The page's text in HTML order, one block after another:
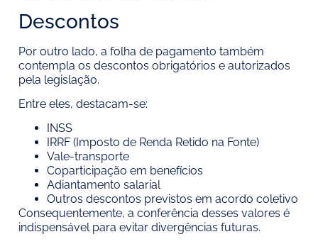
Descontos
Por outro lado, a folha de pagamento também
contempla os descontos obrigatórios e autorizados
pela legislação.
Entre eles, destacam-se:
INSS
IRRF (Imposto de Renda Retido na Fonte)
Vale-transporte
Coparticipação em benefícios
Adiantamento salarial
Outros descontos previstos em acordo coletivo
Consequentemente, a conferência desses valores é
indispensável para evitar divergências futuras.